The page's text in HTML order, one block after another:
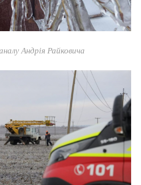
Андрія Райковича